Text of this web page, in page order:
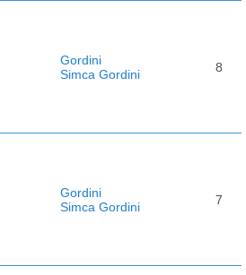
Gordini
Simca Gordini
8
Gordini
Simca Gordini
7